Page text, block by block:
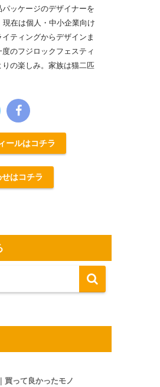
ッケージのデザイナーを
在は個人・中小企業向け
ティングからデザインま
のフジロックフェスティ
の楽しみ。家族は猫二匹
ールはコチラ
はコチラ
買って良かったモノ